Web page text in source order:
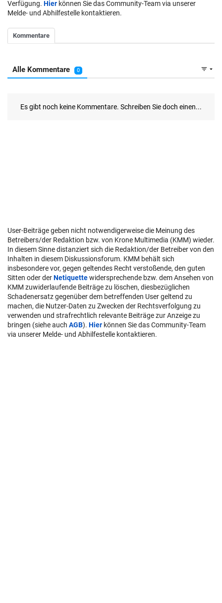
Verfügung. Hier können Sie das Community-Team via unserer
Melde- und Abhilfestelle kontaktieren.
User-Beiträge geben nicht notwendigerweise die Meinung des
Betreibers/der Redaktion bzw. von Krone Multimedia (KMM) wieder.
In diesem Sinne distanziert sich die Redaktion/der Betreiber von den
Inhalten in diesem Diskussionsforum. KMM behält sich
insbesondere vor, gegen geltendes Recht verstoßende, den guten
Sitten oder derNetiquettewidersprechende bzw. dem Ansehen von
KMM zuwiderlaufende Beiträge zu löschen, diesbezüglichen
Schadenersatz gegenüber dem betreffenden User geltend zu
machen, die Nutzer-Daten zu Zwecken der Rechtsverfolgung zu
verwenden und strafrechtlich relevante Beiträge zur Anzeige zu
bringen (siehe auch AGB). Hier können Sie das Community-Team
via unserer Melde- und Abhilfestelle kontaktieren.